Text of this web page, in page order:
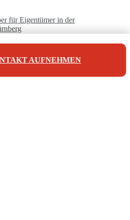
AUFNEHMEN
für Eigentümer in der